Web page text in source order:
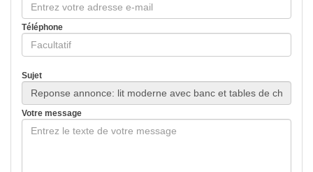
Téléphone
Sujet
Votre message